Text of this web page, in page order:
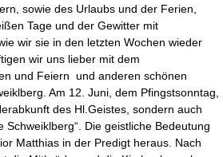
sowie des Urlaubs und der Ferien,
Tage und der Gewitter mit
wir sie in den letzten Wochen wieder
wir uns lieber mit dem
und Feiern und anderen schönen
Am 12. Juni, dem Pfingstsonntag,
des Hl.Geistes, sondern auch
Schweiklberg“. Die geistliche Bedeutung
Matthias in der Predigt heraus. Nach